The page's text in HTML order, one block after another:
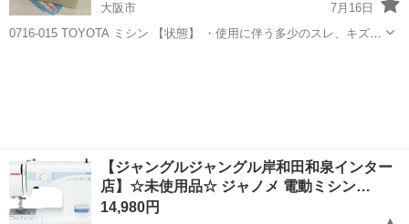
大阪市
7月16日
0716-015 TOYOTA ミシン 【状態】 ・使用に伴う多少のスレ、キズ、
【ジャングルジャングル岸和田和泉インター
店】☆未使用品☆ ジャノメ 電動ミシン…
14,980円